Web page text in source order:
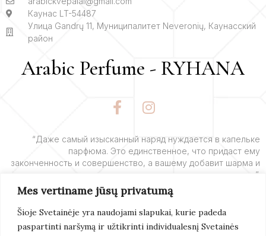
Mes vertiname jūsų privatumą
Šioje Svetainėje yra naudojami slapukai, kurie padeda
paspartinti naršymą ir užtikrinti individualesnį Svetainės
Каунас LT-54487
Улица Gandrų 11, Муниципалитет Neveronių, Каунасский
район
Arabic Perfume - RYHANA
F
a
e
b
o
o
k
-
f
I
n
t
a
g
r
a
m
“Даже самый изысканный наряд нуждается в капельке
парфюма. Это единственное, что придаст ему
законченность и совершенство, а вашему добавит шарма и
очарования”.